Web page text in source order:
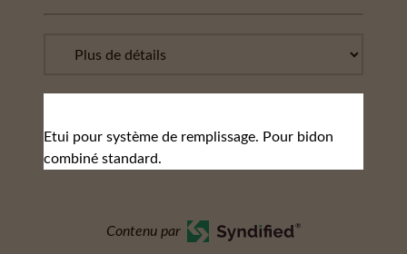
Etui pour système de remplissage. Pour bidon
combiné standard.
Contenu par